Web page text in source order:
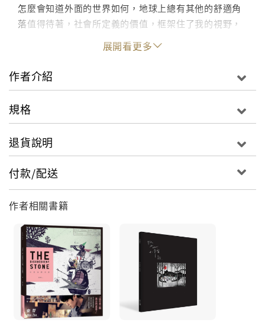
怎麼會知道外面的世界如何，地球上總有其他的舒適角
落值得待著，社會所定義的價值，框架住了我的視野，
也擋住了我所有向前和退後的路。
點此進入迷誠品☞閱讀文章
展開看更多
作者介紹
規格
退貨說明
付款/配送
作者相關書籍